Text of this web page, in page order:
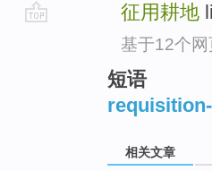
征用耕地
基于12个网
短语
相关文章